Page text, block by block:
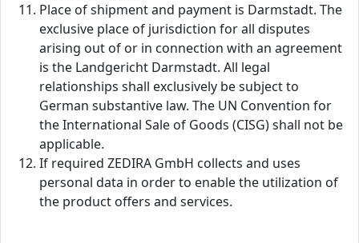
Place of shipment and payment is Darmstadt. The
exclusive place of jurisdiction for all disputes
arising out of or in connection with an agreement
is the Landgericht Darmstadt. All legal
relationships shall exclusively be subject to
German substantive law. The UN Convention for
the International Sale of Goods (CISG) shall not be
applicable.
If required ZEDIRA GmbH collects and uses
personal data in order to enable the utilization of
the product offers and services.